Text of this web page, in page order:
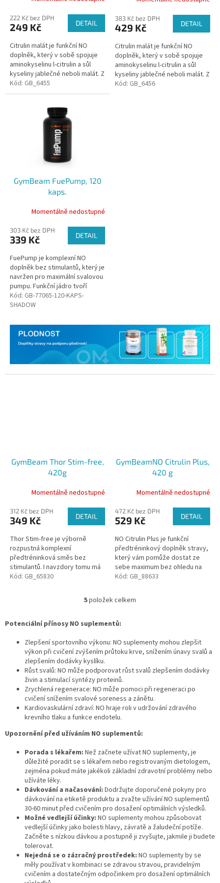
222 Kč bez DPH
249 Kč DETAIL
Citrulin malát je funkční NO
doplněk, který v sobě spojuje
aminokyselinu l-citrulin a sůl
kyseliny jablečné neboli malát. Z
této sloučeniny se v těle tvoří
oxid dusnatý (NO),...
Kód: GB_6455
383 Kč bez DPH
429 Kč DETAIL
Citrulin malát je funkční NO
doplněk, který v sobě spojuje
aminokyselinu l-citrulin a sůl
kyseliny jablečné neboli malát. Z
této sloučeniny se v těle tvoří
Kód: GB_6456
GymBeam FuePump, 120
kaps.
Momentálně nedostupné
303 Kč bez DPH
339 Kč DETAIL
FuePump je komplexní NO
doplněk bez stimulantů, který je
navržen pro maximální svalovou
pumpu. Funkční jádro tvoří
aminokyseliny l-arginin a l-
citrulin, ze kterých se v těle...
Kód: GB-77065-120-KAPS-
SHADOW
GymBeam Thor Stim-free,
420g
Momentálně nedostupné
312 Kč bez DPH
349 Kč DETAIL
Thor Stim-free je výborně
rozpustná komplexní
předtréninková směs bez
stimulantů. I navzdory tomu má
složení nabité látkami, které
Kód: GB_65830
GymBeamNO Citrulin Plus,
420 g
Momentálně nedostupné
472 Kč bez DPH
529 Kč DETAIL
NO Citrulin Plus je funkční
předtréninkový doplněk stravy,
který vám pomůže dostat ze
sebe maximum bez ohledu na
sportovní výzvu. Obsahuje
malát,...
Kód: GB_88633
O
l
d
a
í
p
r
v
k
y
ý
i
s
u
5položek celkem
Potenciální přínosy NO suplementů:
Zlepšení sportovního výkonu: NO suplementy mohou zlepšit
výkon při cvičení zvýšením průtoku krve, snížením únavy svalů a
zlepšením dodávky kyslíku.
Růst svalů: NO může podporovat růst svalů zlepšením dodávky
živin a stimulací syntézy proteinů.
Zrychlená regenerace: NO může pomoci při regeneraci po
cvičení snížením svalové soreness a zánětu.
Kardiovaskulární zdraví: NO hraje roli v udržování zdravého
krevního tlaku a funkce endotelu.
Upozornění před užíváním NO suplementů:
Porada s lékařem: Než začnete užívat NO suplementy, je
důležité poradit se s lékařem nebo registrovaným dietologem,
zejména pokud máte jakékoli základní zdravotní problémy nebo
užíváte léky.
Dávkování a načasování: Dodržujte doporučené pokyny pro
dávkování na etiketě produktu a zvažte užívání NO suplementů
30-60 minut před cvičením pro dosažení optimálních výsledků.
Možné vedlejší účinky: NO suplementy mohou způsobovat
vedlejší účinky jako bolesti hlavy, závratě a žaludeční potíže.
Začněte s nízkou dávkou a postupně ji zvyšujte, jakmile ji budete
tolerovat.
Nejedná se o zázračný prostředek: NO suplementy by se
měly používat v kombinaci se zdravou stravou, pravidelným
cvičením a dostatečným odpočinkem pro dosažení optimálních